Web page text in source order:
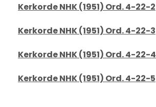
Kerkorde NHK (1951) Ord. 4-22-2
Kerkorde NHK (1951) Ord. 4-22-3
Kerkorde NHK (1951) Ord. 4-22-4
Kerkorde NHK (1951) Ord. 4-22-5